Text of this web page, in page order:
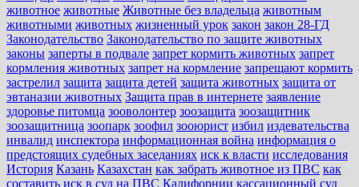
животное животные Животные без владельца животным
животными животных жизненный урок закон закон 28-ГД
Законодательство Законодательство по защите животных
законы заперты в подвале запрет кормить животных запрет
кормления животных запрет на кормление запрещают кормить
застрелил защита защита детей защита животных защита от
эвтаназии животных Защита прав в интернете заявление
здоровье питомца зооволонтер зоозащита зоозащитник
зоозащитница зоопарк зоофил зооюрист избил издевательства
инвалид инспектора информационная война информация о
предстоящих судебных заседаниях иск к власти исследования
История Казань Казахстан как забрать животное из ПВС как
составить иск в суд на ПВС Калифорнии кассационный суд